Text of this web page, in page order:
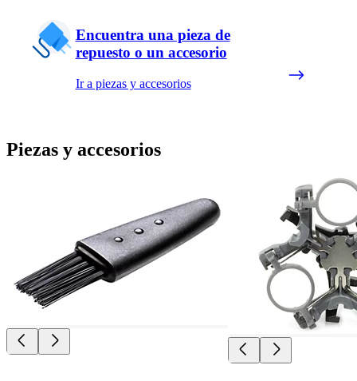
Encuentra una pieza de
repuesto o un accesorio
Ir a piezas y accesorios
Piezas y accesorios